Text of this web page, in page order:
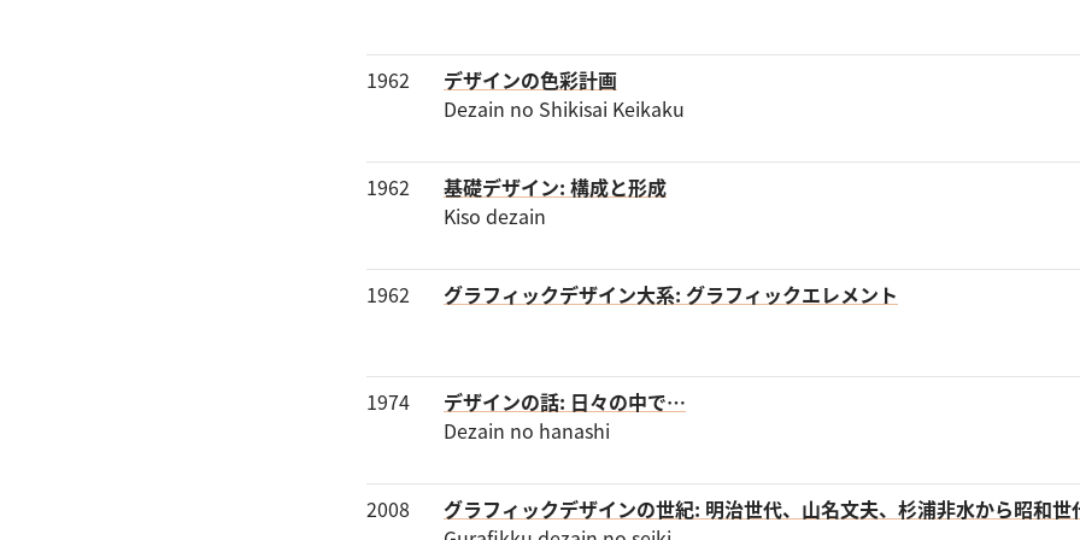
1962
デザインの色彩計画
Dezain no Shikisai Keikaku
1962
基礎デザイン: 構成と形成
Kiso dezain
1962 グラフィックデザイン大系: グラフィックエレメント
1974
デザインの話: 日々の中で…
Dezain no hanashi
2008
グラフィックデザインの世紀: 明治世代、山名文夫、杉浦非水から昭和世